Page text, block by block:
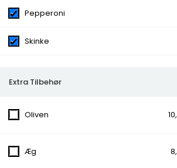
Extra Tilbehør
oksekød, Tunfisk, Pepperoni,
Jalapenos, Majs, Paprika, Bacon,
Prøv vores lækre pitabrød fyldt med
Pepperoni
Skinke
Extra Tilbehør
Oliven
Æg